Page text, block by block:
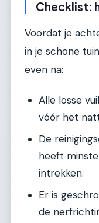
Checklist:
Voordat je
in je schone
even na:
Alle losse
vóór het
De
heeft
intrekken.
Er is
de